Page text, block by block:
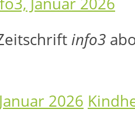
info3
Januar 2026